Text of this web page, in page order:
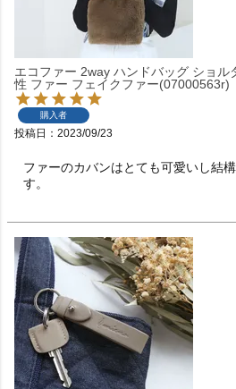
エコファー 2way ハンドバッグ ショル
性 ファー フェイクファー(07000563r)
購入者
投稿日 2023/09/23
ファーのカバンはとても可愛いし結
す。